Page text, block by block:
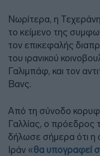
Νωρίτερα, η
το κείμενο της
τον επικεφαλής
του ιρανικού
Γαλιμπάφ, και τον
Βανς.
Από τη σύνοδο
Γαλλίας, ο
δήλωσε σήμερα ότι η
Ιράν «θα υπογραφεί